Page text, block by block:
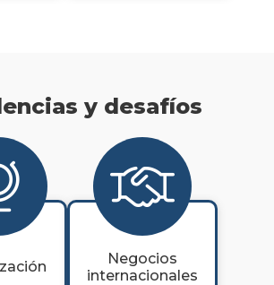
y desafíos
Negocios
internacionales